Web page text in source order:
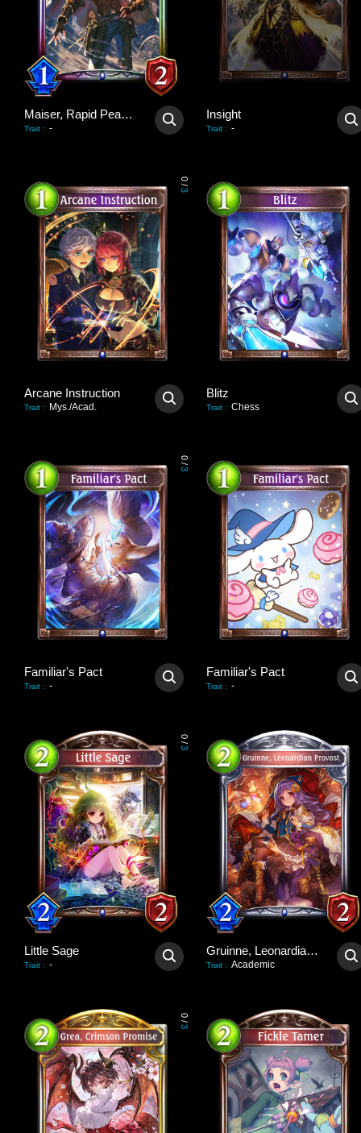
Maiser, Rapid Peacekeeper
Trait : -
Insight
Trait : -
0
/
3
Arcane Instruction
Trait : Mys./Acad.
Blitz
Trait : Chess
0
/
3
Familiar's Pact
Trait : -
Familiar's Pact
Trait : -
0
/
3
Little Sage
Trait : -
Gruinne, Leonardian Provost
Trait : Academic
0
/
3